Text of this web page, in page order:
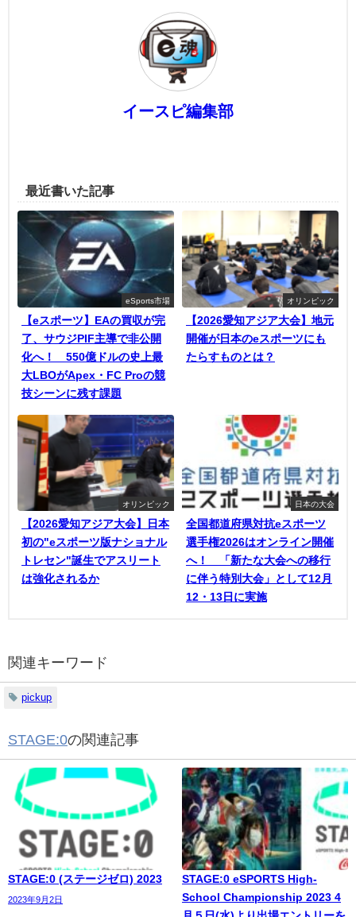
イースピ編集部
最近書いた記事
eSports市場
【eスポーツ】EAの買収が完
了、サウジPIF主導で非公開
化へ！ 550億ドルの史上最
大LBOがApex・FC Proの競
技シーンに残す課題
オリンピック
【2026愛知アジア大会】地元
開催が日本のeスポーツにも
たらすものとは？
オリンピック
【2026愛知アジア大会】日本
初の"eスポーツ版ナショナル
トレセン"誕生でアスリート
は強化されるか
日本の大会
全国都道府県対抗eスポーツ
選手権2026はオンライン開催
へ！ 「新たな大会への移行
に伴う特別大会」として12月
12・13日に実施
関連キーワード
pickup
STAGE:0の関連記事
STAGE:0 (ステージゼロ) 2023
2023年9月2日
STAGE:0 eSPORTS High-
School Championship 2023 4